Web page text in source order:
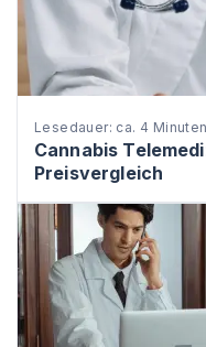
Lesedauer: ca. 4 Minuten
Cannabis
Preisvergleich